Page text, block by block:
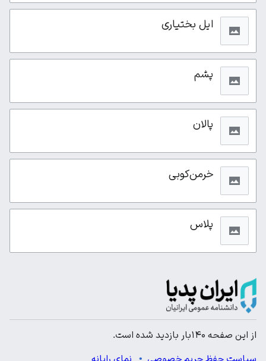
ایل بختیاری
پشم
پالان
خرمن‌کوبی
پلاس
از این صفحه ۱۴۰بار بازدید شده است.
سیاست حفظ حریم خصوصی نمای رایانه